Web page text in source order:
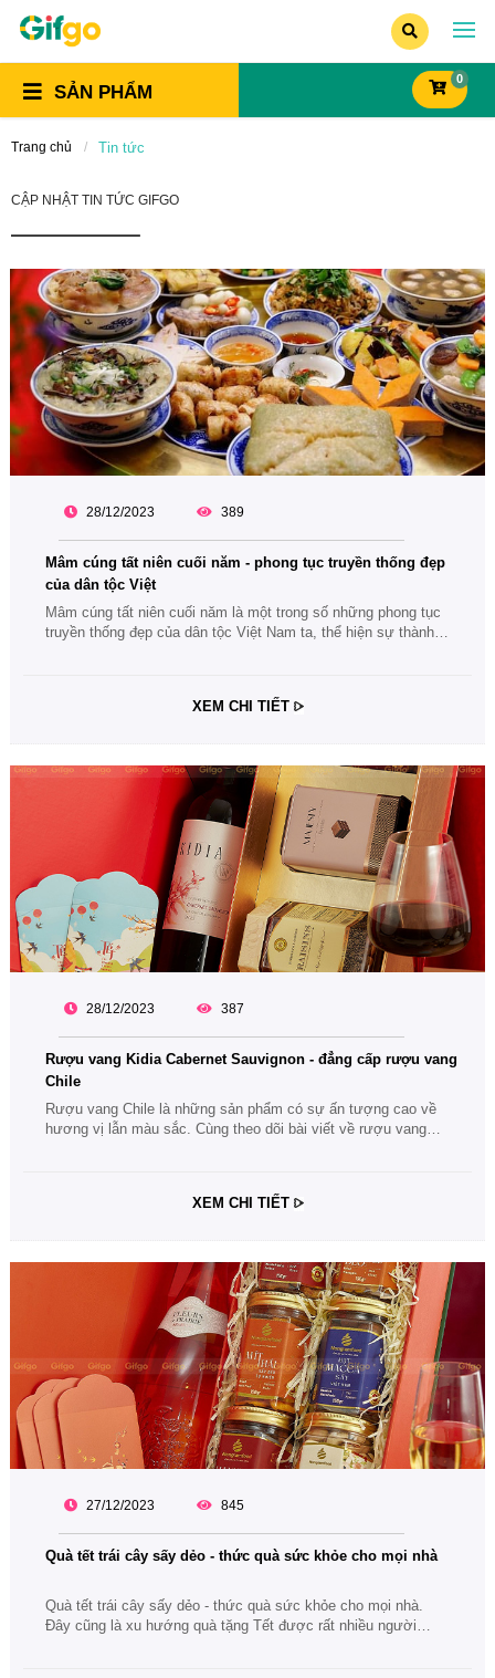
SẢN PHẨM
0
Trang chủ Tin tức
CẬP NHẬT TIN TỨC GIFGO
28/12/2023 389
Mâm cúng tất niên cuối năm - phong tục truyền thống đẹp
của dân tộc Việt
Mâm cúng tất niên cuối năm là một trong số những phong tục
truyền thống đẹp của dân tộc Việt Nam ta, thể hiện sự thành
XEM CHI TIẾT
28/12/2023 387
Rượu vang Kidia Cabernet Sauvignon - đẳng cấp rượu vang
Chile
Rượu vang Chile là những sản phẩm có sự ấn tượng cao về
hương vị lẫn màu sắc. Cùng theo dõi bài viết về rượu vang
XEM CHI TIẾT
27/12/2023 845
Quà tết trái cây sấy dẻo - thức quà sức khỏe cho mọi nhà
Quà tết trái cây sấy dẻo - thức quà sức khỏe cho mọi nhà.
Đây cũng là xu hướng quà tặng Tết được rất nhiều người